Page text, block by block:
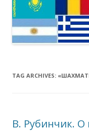
TAG ARCHIVES:
В. Рубинчик. О